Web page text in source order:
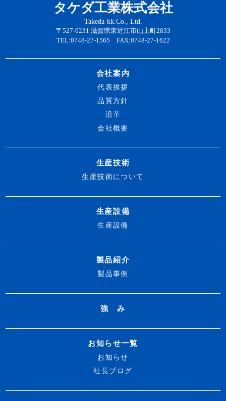
タケダ工業株式会社
Takeda-kk.Co., Ltd.
〒527-0231 滋賀県東近江市山上町2833
TEL:0748-27-1565 FAX:0748-27-1622
会社案内
代表挨拶
品質方針
沿革
会社概要
生産技術
生産技術について
生産設備
生産設備
製品紹介
製品事例
強 み
お知らせ一覧
お知らせ
社長ブログ